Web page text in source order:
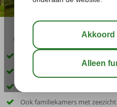
05:00 aug 34°C
Privéstrand met huisrif
Shuttleservice naar El Quseir
Ook familiekamers met zeezicht